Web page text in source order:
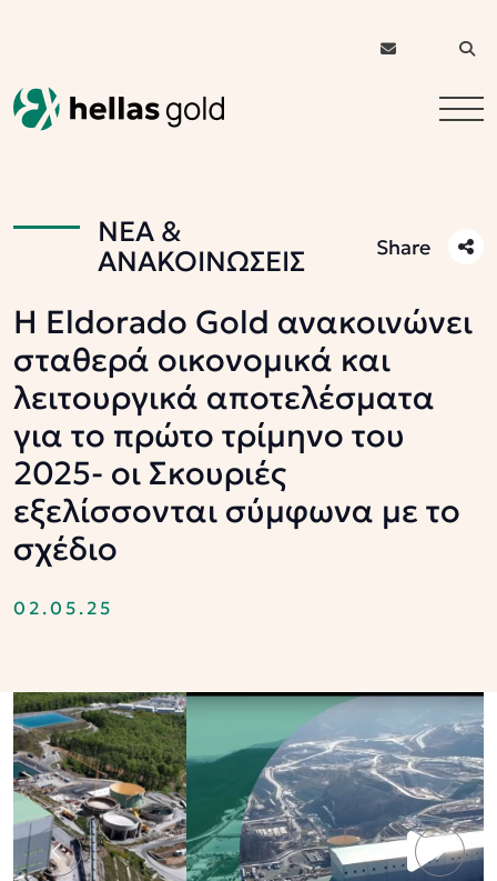
ΝΕΑ &
ΑΝΑΚΟΙΝΩΣΕΙΣ
Share
Η Eldorado Gold ανακοινώνει
σταθερά οικονομικά και
λειτουργικά αποτελέσματα
για το πρώτο τρίμηνο του
2025- οι Σκουριές
εξελίσσονται σύμφωνα με το
σχέδιο
02.05.25